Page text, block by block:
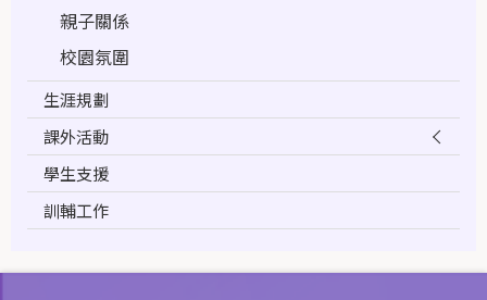
親子關係
校園氛圍
生涯規劃
課外活動
學生支援
訓輔工作